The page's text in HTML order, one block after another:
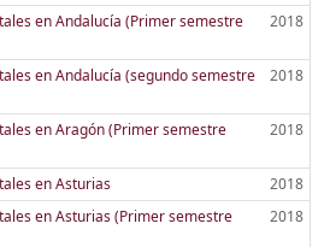
en Andalucía (Primer semestre
2018
en Andalucía (segundo semestre
2018
en Aragón (Primer semestre
2018
en Asturias
2018
en Asturias (Primer semestre
2018